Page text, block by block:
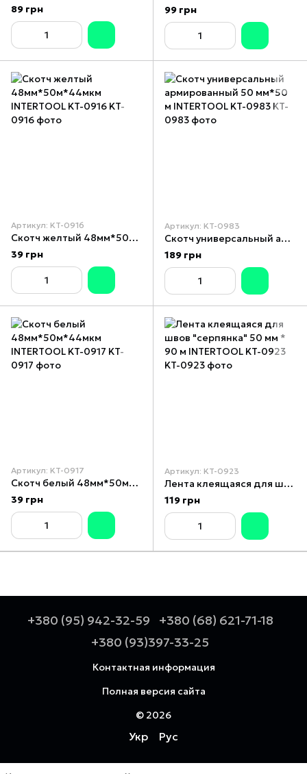
89 грн
99 грн
Артикул: KT-0916
Скотч желтый 48мм*50м*44мкм INTERTOOL KT-0916
39 грн
Артикул: KT-0983
Скотч универсальный армированный 50 мм*50 м INTERTOOL KT-0983
189 грн
Артикул: KT-0917
Скотч белый 48мм*50м*44мкм INTERTOOL KT-0917
39 грн
Артикул: KT-0923
Лента клеящаяся для швов "серпянка" 50 мм * 90 м INTERTOOL KT-0923
119 грн
+380 (95) 942-32-59
+380 (68) 621-71-18
+380 (93)397-33-25
Контактная информация
Полная версия сайта
© 2026
Укр Рус